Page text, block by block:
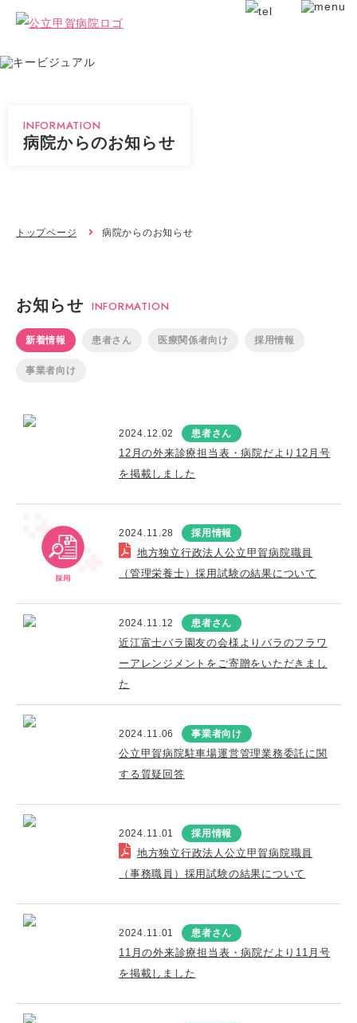
INFORMATION
病院からのお知らせ
トップページ 病院からのお知らせ
お知らせ INFORMATION
新着情報 患者さん 医療関係者向け 採用情報
事業者向け
2024.12.02 患者さん
12月の外来診療担当表・病院だより12月号
を掲載しました
2024.11.28 採用情報
地方独立行政法人公立甲賀病院職員
（管理栄養士）採用試験の結果について
2024.11.12 患者さん
近江富士バラ園友の会様よりバラのフラワ
ーアレンジメントをご寄贈をいただきまし
た
2024.11.06 事業者向け
公立甲賀病院駐車場運営管理業務委託に関
する質疑回答
2024.11.01 採用情報
地方独立行政法人公立甲賀病院職員
（事務職員）採用試験の結果について
2024.11.01 患者さん
11月の外来診療担当表・病院だより11月号
を掲載しました